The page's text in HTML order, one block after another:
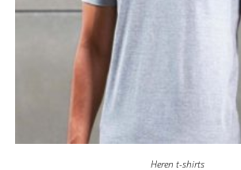
Heren t-shirts